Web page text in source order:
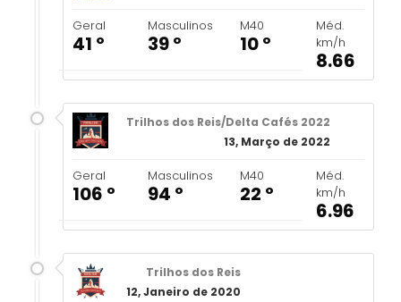
Geral
41 º
Masculinos
39 º
M40
10 º
Méd.
km/h
8.66
Trilhos dos Reis/Delta Cafés 2022
13, Março de 2022
Geral
106 º
Masculinos
94 º
M40
22 º
Méd.
km/h
6.96
Trilhos dos Reis
12, Janeiro de 2020